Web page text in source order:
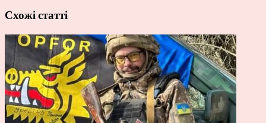
Схожі статті